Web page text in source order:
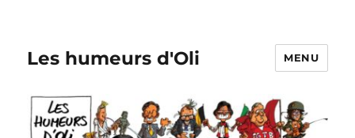
Les humeurs d'Oli MENU